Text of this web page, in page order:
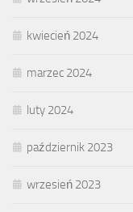
kwiecień 2024
marzec 2024
luty 2024
październik 2023
wrzesień 2023